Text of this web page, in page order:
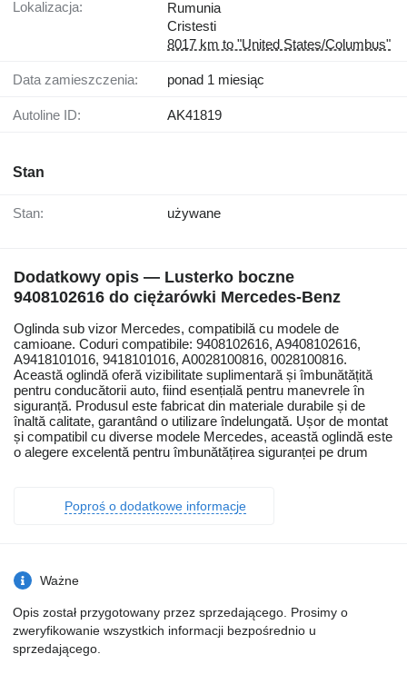
Lokalizacja:
Rumunia
Cristesti
8017 km to "United States/Columbus"
Data zamieszczenia: ponad 1 miesiąc
Autoline ID: AK41819
Stan
Stan: używane
Dodatkowy opis — Lusterko boczne
9408102616 do ciężarówki Mercedes-Benz
Oglinda sub vizor Mercedes, compatibilă cu modele de
camioane. Coduri compatibile: 9408102616, A9408102616,
A9418101016, 9418101016, A0028100816, 0028100816.
Această oglindă oferă vizibilitate suplimentară și îmbunătățită
pentru conducătorii auto, fiind esențială pentru manevrele în
siguranță. Produsul este fabricat din materiale durabile și de
înaltă calitate, garantând o utilizare îndelungată. Ușor de montat
și compatibil cu diverse modele Mercedes, această oglindă este
o alegere excelentă pentru îmbunătățirea siguranței pe drum
Poproś o dodatkowe informacje
Ważne
Opis został przygotowany przez sprzedającego. Prosimy o
zweryfikowanie wszystkich informacji bezpośrednio u
sprzedającego.